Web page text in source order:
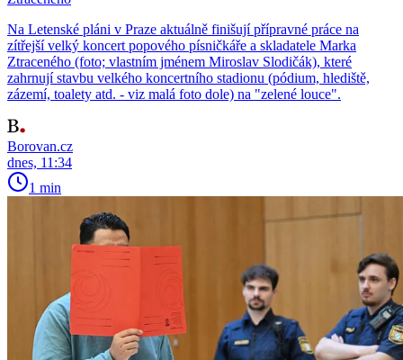
Na Letenské pláni v Praze aktuálně finišují přípravné práce na
zítřejší velký koncert popového písničkáře a skladatele Marka
Ztraceného (foto; vlastním jménem Miroslav Slodičák), které
zahrnují stavbu velkého koncertního stadionu (pódium, hlediště,
zázemí, toalety atd. - viz malá foto dole) na "zelené louce".
Borovan.cz
dnes, 11:34
1 min